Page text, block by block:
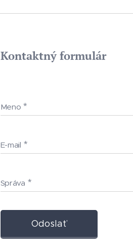
Kontaktný formulár
Meno
E-mail
Správa
Odoslať